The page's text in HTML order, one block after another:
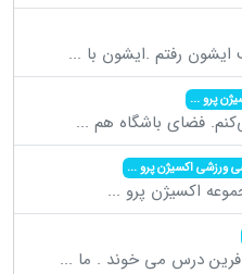
رفتم .ایشون با ...
پرو...
فضای باشگاه هم ...
ورزشی اکسیژن پرو...
اکسیژن پرو ...
درس می خوند . ما ...